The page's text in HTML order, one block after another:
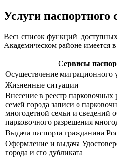
Услуги паспортного
Весь список функций,
Академическом районе имеется
Сервисы
Осуществление миграционного
Жизненные ситуации
Внесение в реестр
семей города записи о
многодетной семьи и сведений
парковочного разрешения
Выдача паспорта гражданина
Оформление и выдача
города и его дубликата